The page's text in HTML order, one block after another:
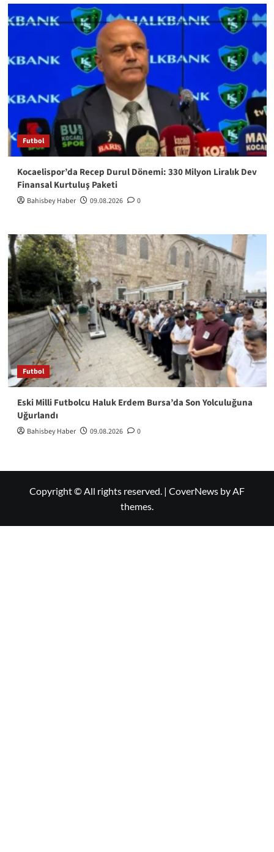
Futbol
Kocaelispor’da Recep Durul Dönemi: 330 Milyon Liralık Dev
Finansal Kurtuluş Paketi
Bahisbey Haber 09.08.2026 0
Futbol
Eski Milli Futbolcu Haluk Erdem Bursa’da Son Yolculuğuna
Uğurlandı
Bahisbey Haber 09.08.2026 0
Copyright © All rights reserved. | CoverNews by AF
themes.